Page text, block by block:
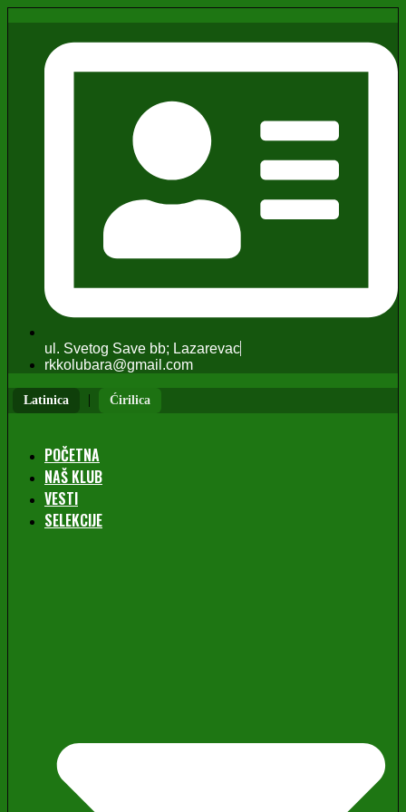
ul. Svetog Save bb; Lazarevac
rkkolubara@gmail.com
Latinica | Ćirilica
POČETNA
NAŠ KLUB
VESTI
SELEKCIJE